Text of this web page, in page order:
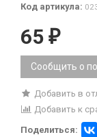
Код артикула:
65 ₽
Сообщить о
Добавить в
Добавить к
Поделиться: